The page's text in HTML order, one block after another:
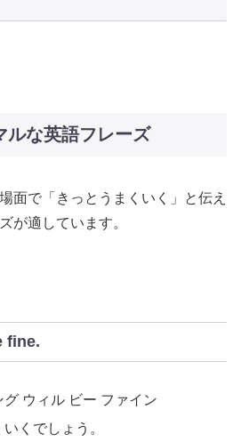
ルな英語フレーズ
面で「きっとうまくいく」と伝え
が適しています。
fine.
グ ウィル ビー ファイン
くでしょう。